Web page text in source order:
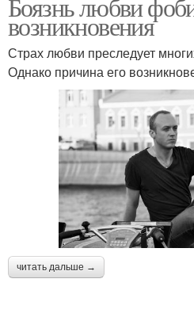
возникновения
Страх любви преследует
Однако причина его
читать дальше →